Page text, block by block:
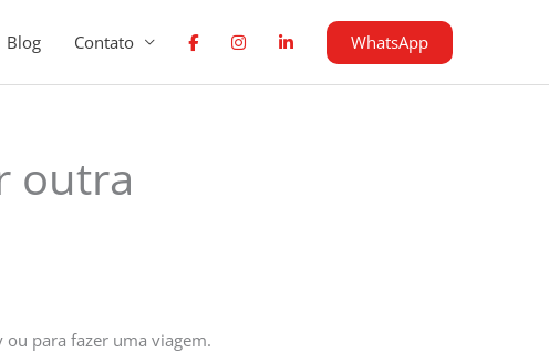
Blog Contato WhatsApp
outra
para fazer uma viagem.